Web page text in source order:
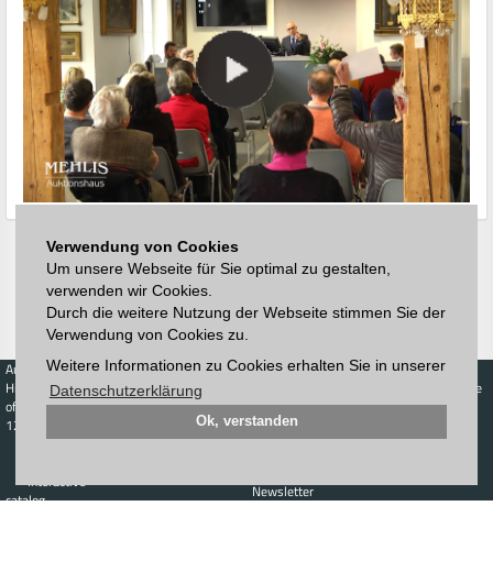
Verwendung von Cookies
Um unsere Webseite für Sie optimal zu gestalten,
verwenden wir Cookies.
Durch die weitere Nutzung der Webseite stimmen Sie der
Verwendung von Cookies zu.
Weitere Informationen zu Cookies erhalten Sie in unserer
Datenschutzerklärung
Ok, verstanden
Auctions
Highest acceptance
of bids
123. Auktion
Schedule
Interactive
catalog
Buy
Live-Auction
Calendar
Sell
Price Database
Highest acceptance
of bids
Newsletter